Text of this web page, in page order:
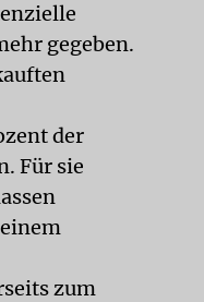
gegeben.
der
Für sie
zum